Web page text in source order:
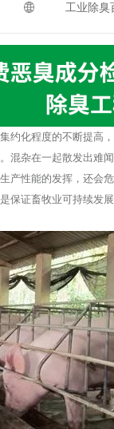
工业除臭
约化程度的不断提高
混杂在一起散发出难
产性能的发挥，还会
保证畜牧业可持续发展